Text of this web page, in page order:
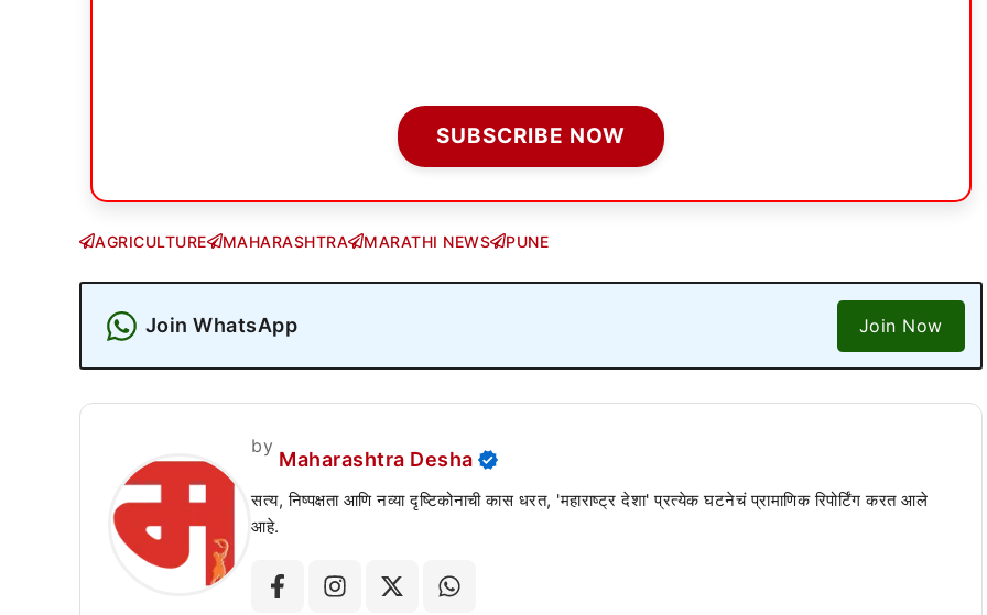
SUBSCRIBE NOW
AGRICULTURE MAHARASHTRA MARATHI NEWS PUNE
Join WhatsApp Join Now
by
Maharashtra Desha
सत्य, निष्पक्षता आणि नव्या दृष्टिकोनाची कास धरत, 'महाराष्ट्र देशा' प्रत्येक घटनेचं प्रामाणिक रिपोर्टिंग करत आले
आहे.